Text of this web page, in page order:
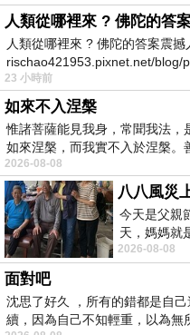
人類從哪裡來 ? 佛陀的答
人類從哪裡來 ? 佛陀的答案震撼
rischao421953.pixnet.net/blog/
23 小時前
如來不入涅槃
惟諸菩薩能見我身，常聞我法
如來涅槃，而我實不入於涅槃。
2026-08-08
今天是父親
天，媽媽就
理家務，職
2026-08-08
面對吧
沈思了好久 ，所有的錯都是自
續，因為自己不知輕重，以為